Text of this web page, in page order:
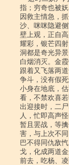
指；穷奇也被
因救主情急，
沙、咪咪隐避
壁上观，正自
耀彩，银芒四
洞都是奇光异
白烟消灭。金霞
跟着又飞落两
争斗，没有假
小身在地底，
看，不禁欢喜
出迎接时，二
人，忙即高声
暂且罢战，等
害，与上次不同
巴不得同仇敌
戈，化成两道
前去，吃杨、